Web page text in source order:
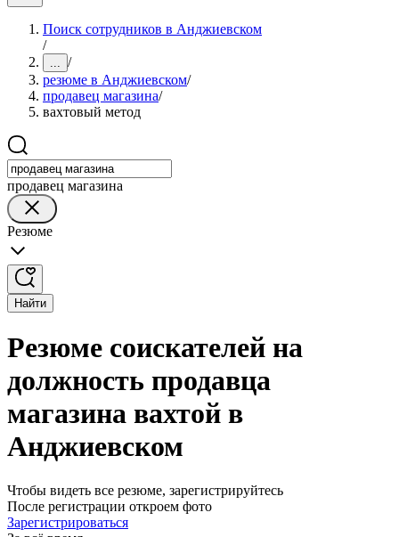
Поиск сотрудников в Анджиевском
/
... /
резюме в Анджиевском/
продавец магазина/
вахтовый метод
продавец магазина
Резюме
Найти
Резюме соискателей на
должность продавца
магазина вахтой в
Анджиевском
Чтобы видеть все резюме, зарегистрируйтесь
После регистрации откроем фото
Зарегистрироваться